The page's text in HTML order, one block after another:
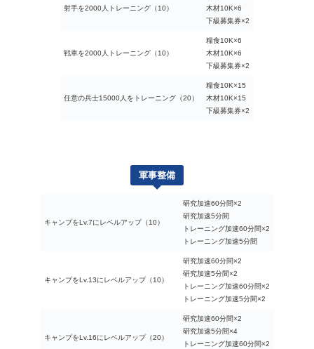
射手を2000人トレーニング（10）
木材10K×6
下級募集券×2
戦車を2000人トレーニング（10）
糧食10K×6
木材10K×6
下級募集券×2
任意の兵士15000人をトレーニング（20）
糧食10K×15
木材10K×15
下級募集券×2
軍事整備
キャンプをLv.7にレベルアップ（10）
研究加速60分間×2
研究加速5分間
トレーニング加速60分間×2
トレーニング加速5分間
キャンプをLv.13にレベルアップ（10）
研究加速60分間×2
研究加速5分間×2
トレーニング加速60分間×2
トレーニング加速5分間×2
キャンプをLv.16にレベルアップ（20）
研究加速60分間×2
研究加速5分間×4
トレーニング加速60分間×2